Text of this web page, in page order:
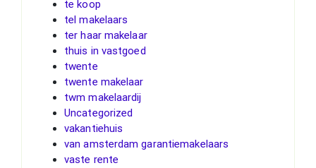
te koop
tel makelaars
ter haar makelaar
thuis in vastgoed
twente
twente makelaar
twm makelaardij
Uncategorized
vakantiehuis
van amsterdam garantiemakelaars
vaste rente